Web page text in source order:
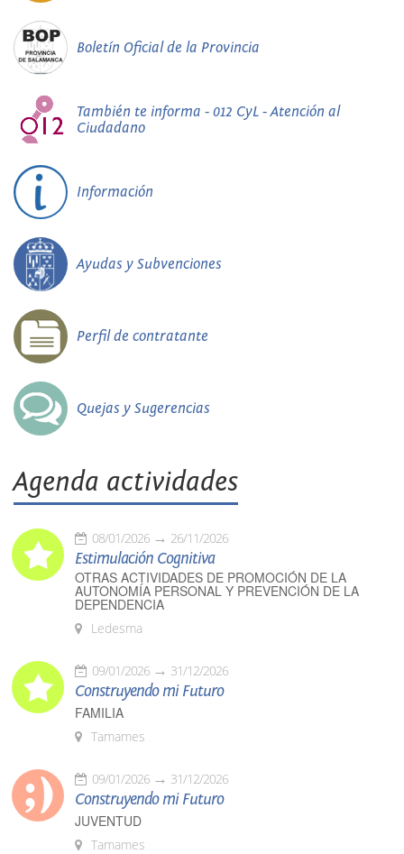
Boletín Oficial de la Provincia
También te informa - 012 CyL - Atención al
Ciudadano
Información
Ayudas y Subvenciones
Perfil de contratante
Quejas y Sugerencias
Agenda actividades
08/01/2026 26/11/2026
Estimulación Cognitiva
OTRAS ACTIVIDADES DE PROMOCIÓN DE LA
AUTONOMÍA PERSONAL Y PREVENCIÓN DE LA
DEPENDENCIA
Ledesma
09/01/2026 31/12/2026
Construyendo mi Futuro
FAMILIA
Tamames
09/01/2026 31/12/2026
Construyendo mi Futuro
JUVENTUD
Tamames